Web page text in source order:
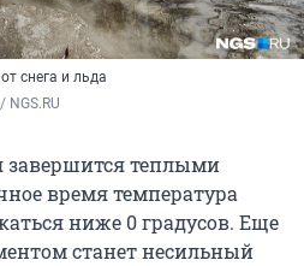
снега и льда
завершится теплыми
время температура
ниже 0 градусов. Еще
станет несильный